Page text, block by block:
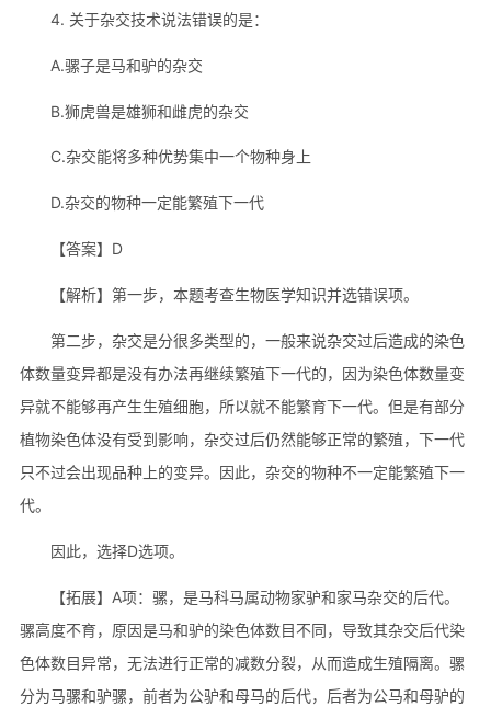
4. 关于杂交技术说法错误的是：
A.骡子是马和驴的杂交
B.狮虎兽是雄狮和雌虎的杂交
C.杂交能将多种优势集中一个物种身上
D.杂交的物种一定能繁殖下一代
【答案】D
【解析】第一步，本题考查生物医学知识并选错误项。
第二步，杂交是分很多类型的，一般来说杂交过后造成的染色
体数量变异都是没有办法再继续繁殖下一代的，因为染色体数量变
异就不能够再产生生殖细胞，所以就不能繁育下一代。但是有部分
植物染色体没有受到影响，杂交过后仍然能够正常的繁殖，下一代
只不过会出现品种上的变异。因此，杂交的物种不一定能繁殖下一
代。
因此，选择D选项。
【拓展】A项：骡，是马科马属动物家驴和家马杂交的后代。
骡高度不育，原因是马和驴的染色体数目不同，导致其杂交后代染
色体数目异常，无法进行正常的减数分裂，从而造成生殖隔离。骡
分为马骡和驴骡，前者为公驴和母马的后代，后者为公马和母驴的